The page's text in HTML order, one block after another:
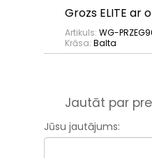
Grozs ELITE ar
Artikuls: WG-
Krāsa: Balta
Jautāt par
Jūsu jautājums: